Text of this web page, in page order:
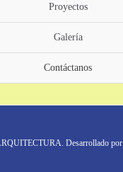
Proyectos
Galería
Contáctanos
Desarrollado por